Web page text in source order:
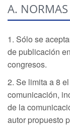
A. NORMAS
1. Sólo se
de publicación
congresos.
2. Se limita a 8
comunicación,
de la
autor propuesto